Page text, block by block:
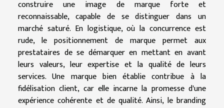
construire une image de marque forte et
reconnaissable, capable de se distinguer dans un
marché saturé. En logistique, où la concurrence est
rude, le positionnement de marque permet aux
prestataires de se démarquer en mettant en avant
leurs valeurs, leur expertise et la qualité de leurs
services. Une marque bien établie contribue à la
fidélisation client, car elle incarne la promesse d'une
expérience cohérente et de qualité. Ainsi, le branding